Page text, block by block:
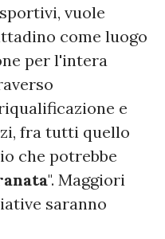
vuole
come luogo
per l'intera
e
fra tutti quello
che potrebbe
". Maggiori
saranno